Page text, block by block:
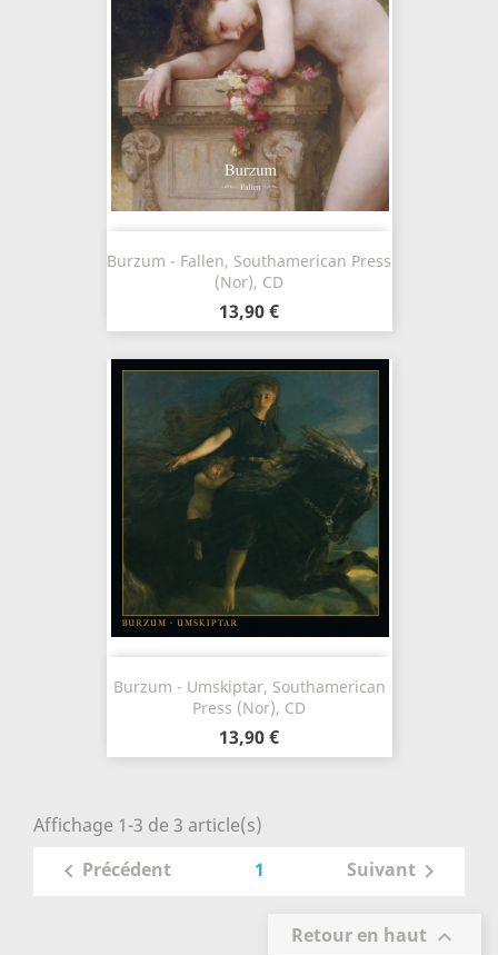
Burzum - Fallen, Southamerican Press
(Nor), CD
13,90 €
Burzum - Umskiptar, Southamerican
Press (Nor), CD
13,90 €
Affichage 1-3 de 3 article(s)
 Précédent 1 Suivant 
Retour en haut 